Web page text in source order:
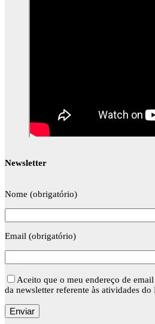
Newsletter
Nome (obrigatório)
Email (obrigatório)
Aceito que o meu endereço de
da newsletter referente às atividades